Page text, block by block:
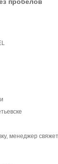
менеджер